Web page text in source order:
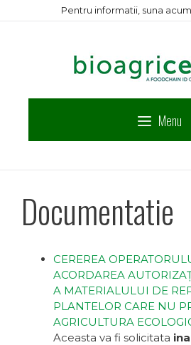
la
Pentru informatii, suna
Menu
Documentatie
CEREREA
ACORDAREA
A MATERIALULUI DE
PLANTELOR CARE NU
AGRICULTURA
Aceasta va fi solicitata